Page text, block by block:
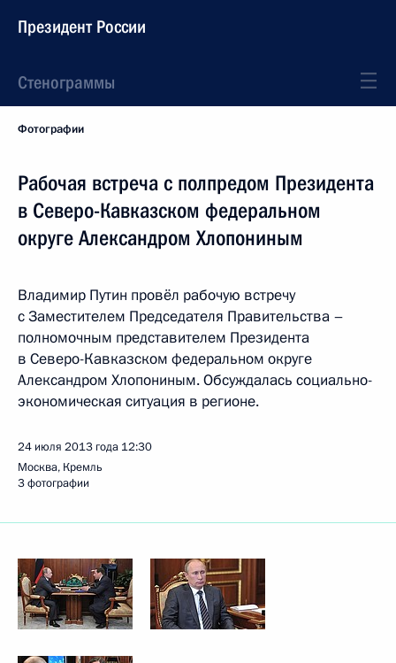
Президент России
Стенограммы
Фотографии
Рабочая встреча с полпредом Президента
в Северо-Кавказском федеральном
округе Александром Хлопониным
Владимир Путин провёл рабочую встречу
с Заместителем Председателя Правительства –
полномочным представителем Президента
в Северо-Кавказском федеральном округе
Александром Хлопониным. Обсуждалась социально-
экономическая ситуация в регионе.
24 июля 2013 года 12:30
Москва, Кремль
3 фотографии